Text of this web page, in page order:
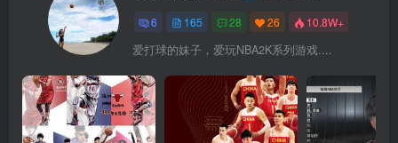
6 165 28 26 10.8W+
爱打球的妹子，爱玩NBA2K系列游戏....